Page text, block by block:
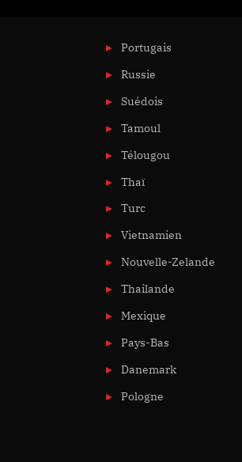
Portugais
Russie
Suédois
Tamoul
Télougou
Thaï
Turc
Vietnamien
Nouvelle-Zelande
Thailande
Mexique
Pays-Bas
Danemark
Pologne